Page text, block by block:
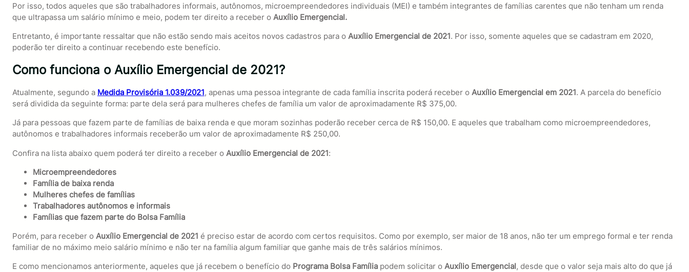
Por isso, todos aqueles que são trabalhadores informais, autônomos, microempreendedores individuais (MEI) e também integrantes de famílias carentes que não tenham um renda
que ultrapassa um salário mínimo e meio, podem ter direito a receber o Auxílio Emergencial.
Entretanto, é importante ressaltar que não estão sendo mais aceitos novos cadastros para o Auxílio Emergencial de 2021. Por isso, somente aqueles que se cadastram em 2020,
poderão ter direito a continuar recebendo este benefício.
Como funciona o Auxílio Emergencial de 2021?
Atualmente, segundo a Medida Provisória 1.039/2021, apenas uma pessoa integrante de cada família inscrita poderá receber o Auxílio Emergencial em 2021. A parcela do benefício
será dividida da seguinte forma: parte dela será para mulheres chefes de família um valor de aproximadamente R$ 375,00.
Já para pessoas que fazem parte de famílias de baixa renda e que moram sozinhas poderão receber cerca de R$ 150,00. E aqueles que trabalham como microempreendedores,
autônomos e trabalhadores informais receberão um valor de aproximadamente R$ 250,00.
Confira na lista abaixo quem poderá ter direito a receber o Auxílio Emergencial de 2021:
Microempreendedores
Família de baixa renda
Mulheres chefes de famílias
Trabalhadores autônomos e informais
Famílias que fazem parte do Bolsa Família
Porém, para receber o Auxílio Emergencial de 2021 é preciso estar de acordo com certos requisitos. Como por exemplo, ser maior de 18 anos, não ter um emprego formal e ter renda
familiar de no máximo meio salário mínimo e não ter na família algum familiar que ganhe mais de três salários mínimos.
E como mencionamos anteriormente, aqueles que já recebem o benefício do Programa Bolsa Famíliapodem solicitar o Auxílio Emergencial, desde que o valor seja mais alto do que já